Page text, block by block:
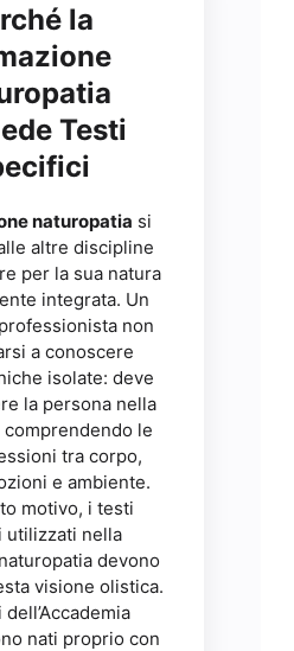
la
Testi
naturopatia si
altre discipline
per la sua natura
integrata. Un
non
a conoscere
isolate: deve
la persona nella
comprendendo le
tra corpo,
e ambiente.
motivo, i testi
utilizzati nella
devono
visione olistica.
dell’Accademia
nati proprio con